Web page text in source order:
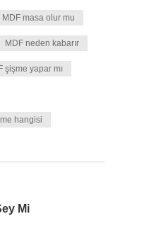
MDF masa olur mu
MDF neden kabarır
şişme yapar mı
hangisi
Mi